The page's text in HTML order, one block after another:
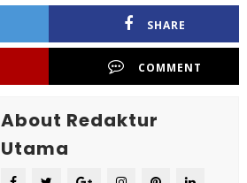
SHARE
COMMENT
About Redaktur
Utama